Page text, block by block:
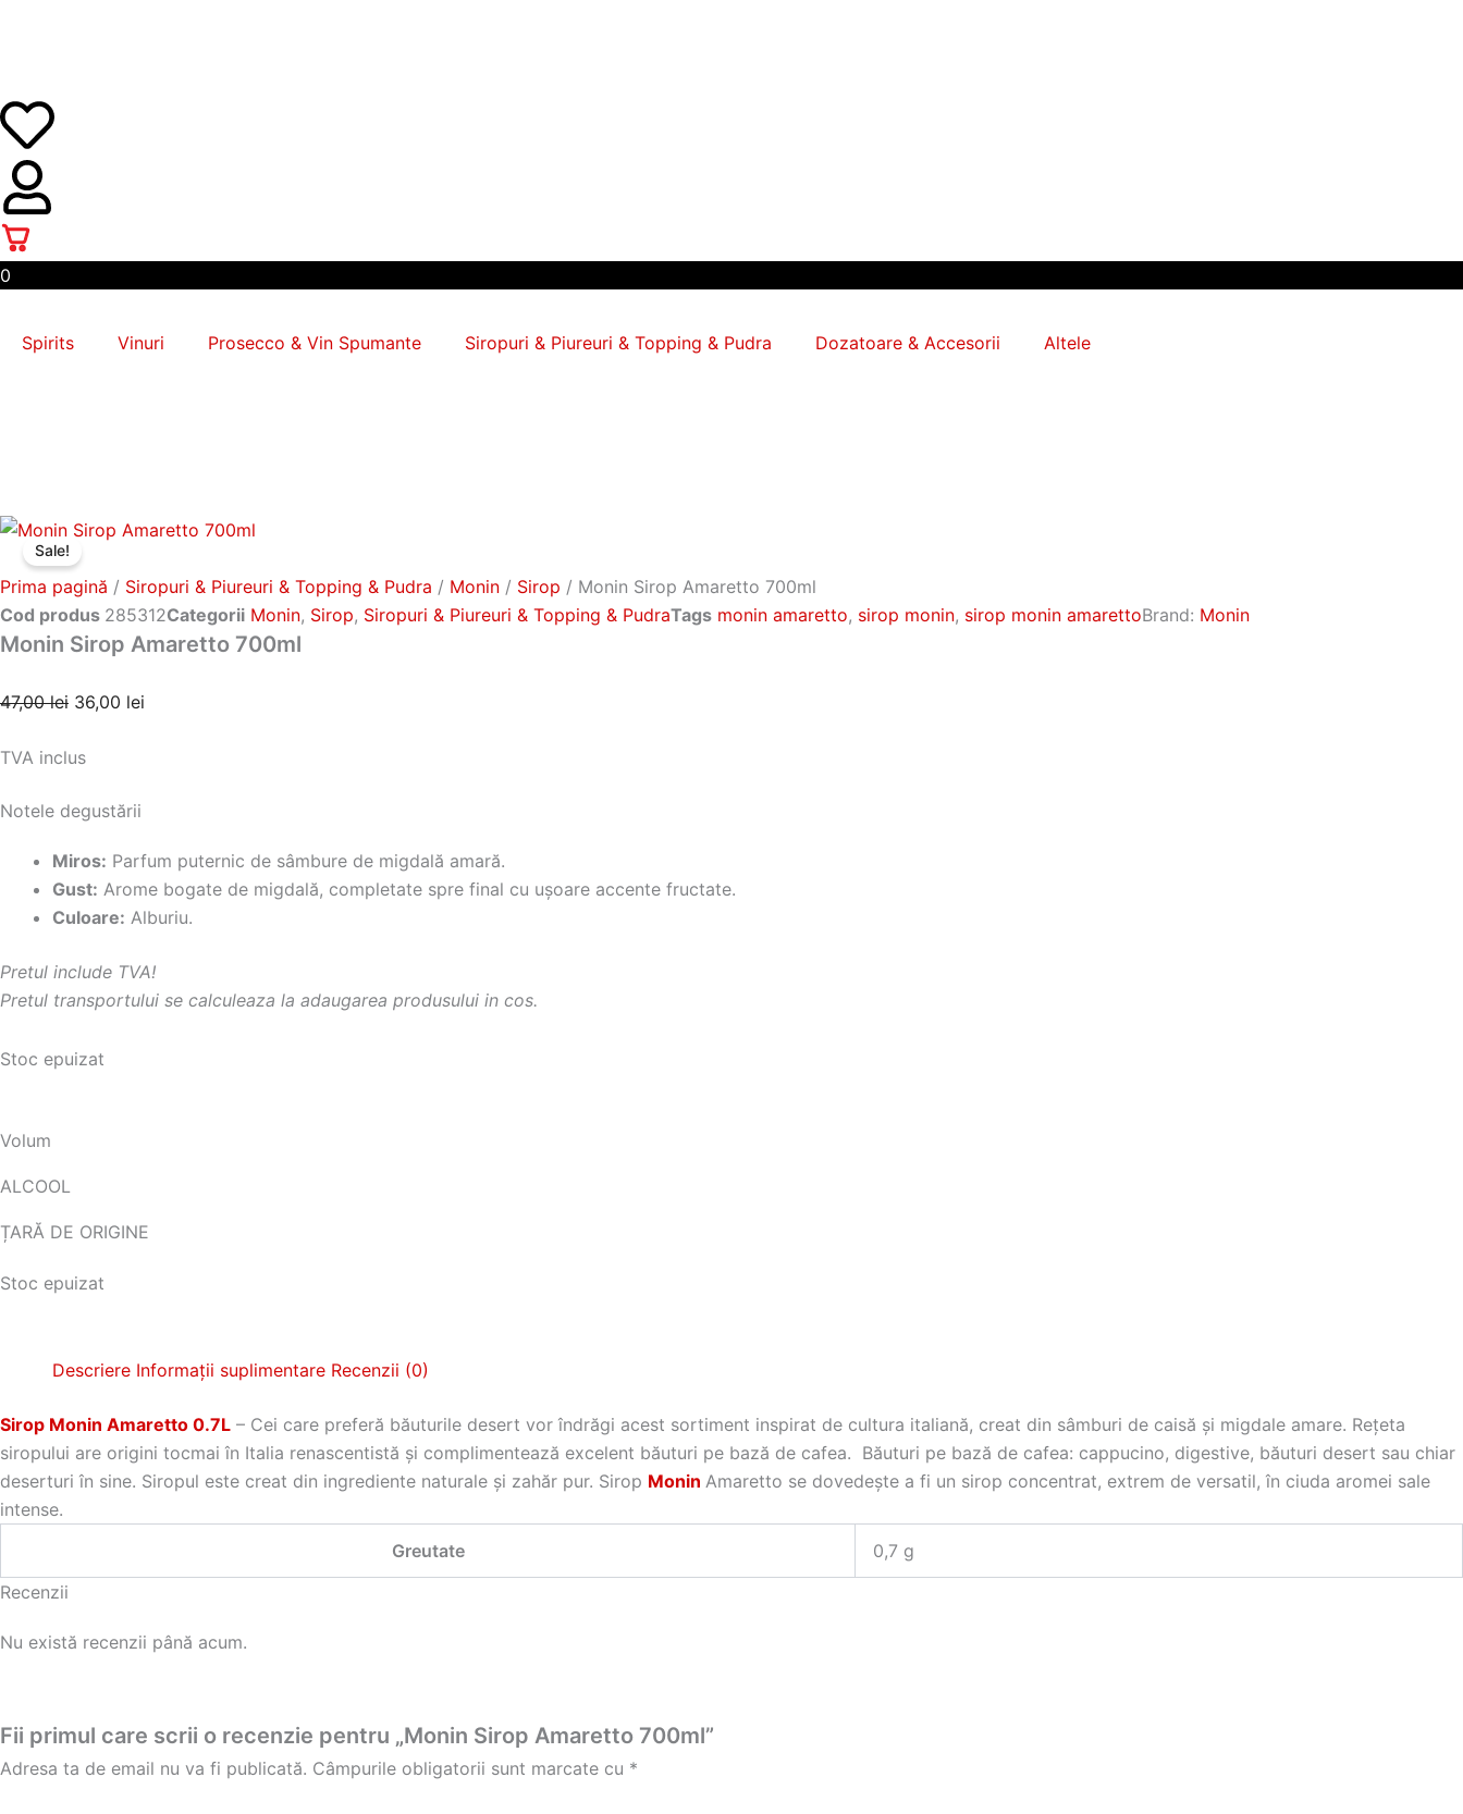
0
Spirits Vinuri Prosecco & Vin Spumante Siropuri & Piureuri & Topping & Pudra Dozatoare & Accesorii Altele
Sale!
Prima pagină / Siropuri & Piureuri & Topping & Pudra / Monin / Sirop / Monin Sirop Amaretto 700ml
Cod produs 285312Categorii Monin, Sirop, Siropuri & Piureuri & Topping & PudraTags monin amaretto, sirop monin, sirop monin amarettoBrand: Monin
Monin Sirop Amaretto 700ml
47,00lei Prețul
a
47,00 lei.
36,00 lei
TVA inclus
Notele degustării
Miros: Parfum puternic de sâmbure de migdală amară.
Gust: Arome bogate de migdală, completate spre final cu uşoare accente fructate.
Culoare: Alburiu.
Pretul include TVA!
Pretul transportului se calculeaza la adaugarea produsului in cos.
Stoc epuizat
Volum
ALCOOL
ȚARĂ DE ORIGINE
Stoc epuizat
Descriere Informații suplimentare Recenzii (0)
Sirop Monin Amaretto 0.7L – Cei care preferă băuturile desert vor îndrăgi acest sortiment inspirat de cultura italiană, creat din sâmburi de caisă şi migdale amare. Reţeta
siropului are origini tocmai în Italia renascentistă şi complimentează excelent băuturi pe bază de cafea. Băuturi pe bază de cafea: cappucino, digestive, băuturi desert sau chiar
deserturi în sine. Siropul este creat din ingrediente naturale şi zahăr pur. Sirop Monin Amaretto se dovedeşte a fi un sirop concentrat, extrem de versatil, în ciuda aromei sale
intense.
Greutate
0,7 g
Recenzii
Nu există recenzii până acum.
Fii primul care scrii o recenzie pentru „Monin Sirop Amaretto 700ml”
Adresa ta de email nu va fi publicată. Câmpurile obligatorii sunt marcate cu *